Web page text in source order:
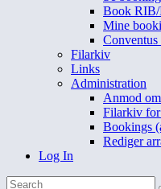
Book
Mine
Conventus
Filarkiv
Links
Administration
Anmod
Filarkiv for
Bookings
Rediger
Log In